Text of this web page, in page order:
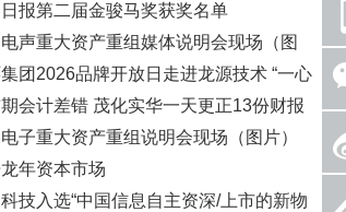
值空间同步打开
报第二届金骏马奖获奖名单
声重大资产重组媒体说明会现场（图
团2026品牌开放日走进龙源技术 “一心
赋能火电绿色低碳转型
会计差错 茂化实华一天更正13份财报
子重大资产重组说明会现场（图片）
年资本市场
技入选“中国信息自主资深/上市的新物